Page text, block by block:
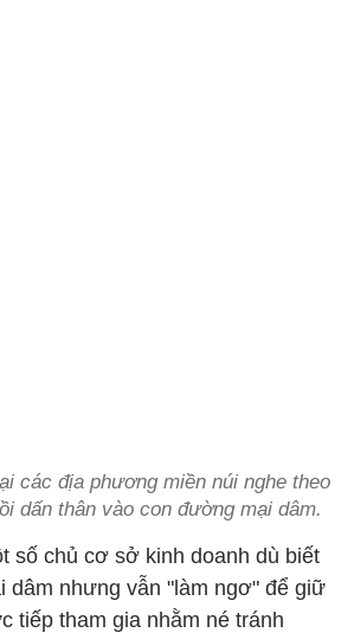
các địa phương miền núi nghe theo
dấn thân vào con đường mại dâm.
số chủ cơ sở kinh doanh dù biết
dâm nhưng vẫn "làm ngơ" để giữ
tiếp tham gia nhằm né tránh